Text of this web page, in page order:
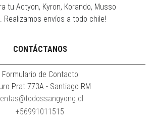
tu Actyon, Kyron, Korando, Musso
Realizamos envíos a todo chile!
CONTÁCTANOS
Formulario de Contacto
Prat 773A - Santiago RM
+56991011515